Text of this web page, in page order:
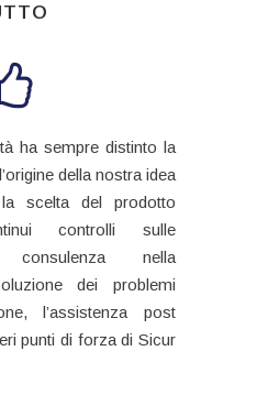
ha sempre distinto la
della nostra idea
scelta del prodotto
controlli sulle
nella
dei problemi
l’assistenza post
punti di forza di Sicur